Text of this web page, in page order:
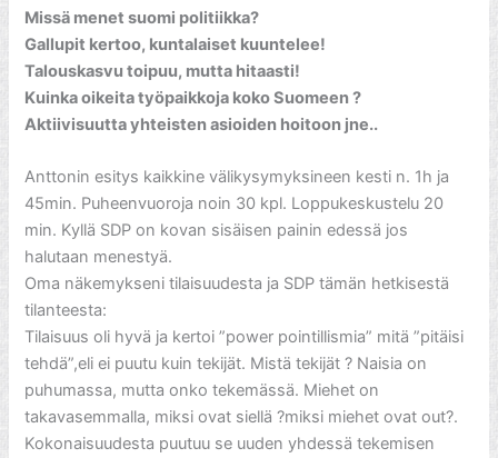
Missä menet suomi politiikka?
Gallupit kertoo, kuntalaiset kuuntelee!
Talouskasvu toipuu, mutta hitaasti!
Kuinka oikeita työpaikkoja koko Suomeen ?
Aktiivisuutta yhteisten asioiden hoitoon jne..
Anttonin esitys kaikkine välikysymyksineen kesti n. 1h ja
45min. Puheenvuoroja noin 30 kpl. Loppukeskustelu 20
min. Kyllä SDP on kovan sisäisen painin edessä jos
halutaan menestyä.
Oma näkemykseni tilaisuudesta ja SDP tämän hetkisestä
tilanteesta:
Tilaisuus oli hyvä ja kertoi ”power pointillismia” mitä ”pitäisi
tehdä”,eli ei puutu kuin tekijät. Mistä tekijät ? Naisia on
puhumassa, mutta onko tekemässä. Miehet on
takavasemmalla, miksi ovat siellä ?miksi miehet ovat out?.
Kokonaisuudesta puutuu se uuden yhdessä tekemisen